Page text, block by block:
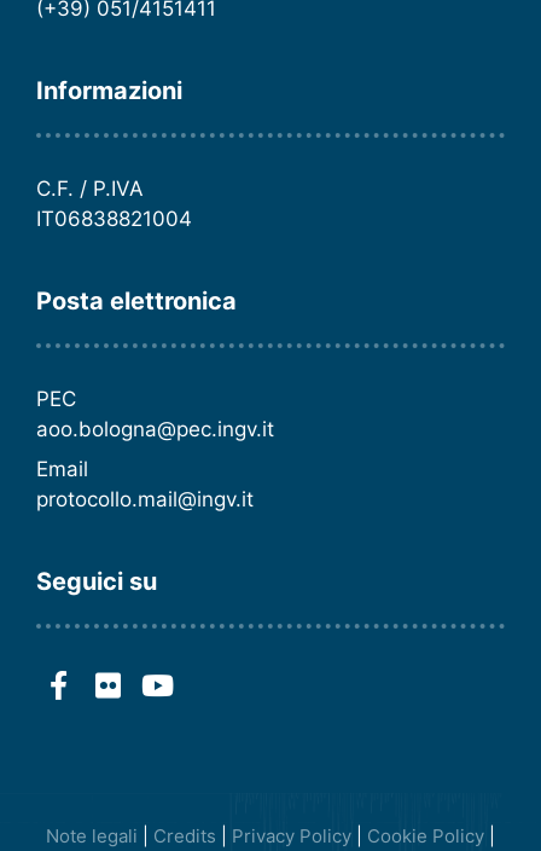
(+39) 051/4151411
Informazioni
C.F. / P.IVA
IT06838821004
Posta elettronica
PEC
aoo.bologna@pec.ingv.it
Email
protocollo.mail@ingv.it
Seguici su
Note legali Credits Privacy Policy Cookie Policy